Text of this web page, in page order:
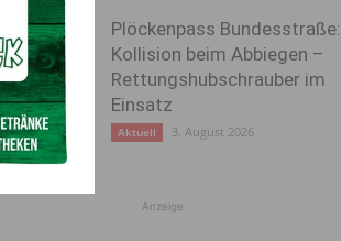
Plöckenpass Bundesstraße:
Kollision beim Abbiegen –
Rettungshubschrauber im
Einsatz
Aktuell 3. August 2026
Anzeige